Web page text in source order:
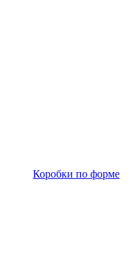
Коробки по форме